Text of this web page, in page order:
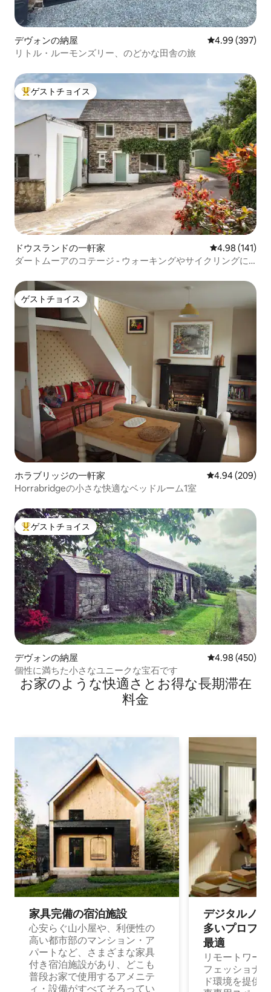
デヴォンの納屋 レビュー397
4.99 (397)
リトル・ルーモンズリー、のどかな田舎の旅
大好評のゲストチョイスです。
ゲストチョイス
ドウスランドの一軒家 レビュー141
4.98 (141)
ダートムーアのコテージ - ウォーキングやサイクリングに
ゲストチョイス
ゲストチョイス
ホラブリッジの一軒家 レビュー209
4.94 (209)
Horrabridgeの小さな快適なベッドルーム1室
大好評のゲストチョイスです。
ゲストチョイス
デヴォンの納屋 レビュー450
4.98 (450)
個性に満ちた小さなユニークな宝石です
お家のような快⁠適⁠さ⁠とお⁠得⁠な長⁠期⁠滞⁠在
料⁠金
家具完備の宿⁠泊⁠施⁠設
心安らぐ山小屋や、利便性の
高い都市部のマンション・ア
パートなど、さまざまな家具
付き宿泊施設があり、どこも
普段お家で使用するアメニテ
ィ・設備がすべてそろってい
デジタルノ
多⁠いプ⁠ロ⁠フ⁠
最⁠適
リモートワー
フェッショナ
ド環境を提供